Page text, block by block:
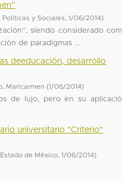
y Sociales ,1/06/2014)
siendo considerado
de paradigmas ...
deeducación, desarrollo
Maricarmen (1/06/2014)
de lujo, pero en su
universitario "Criterio"
de México ,1/06/2014)